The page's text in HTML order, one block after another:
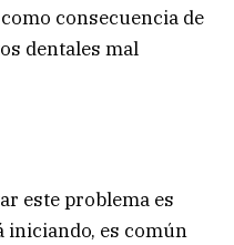
consecuencia de
dentales mal
este problema es
iniciando, es común